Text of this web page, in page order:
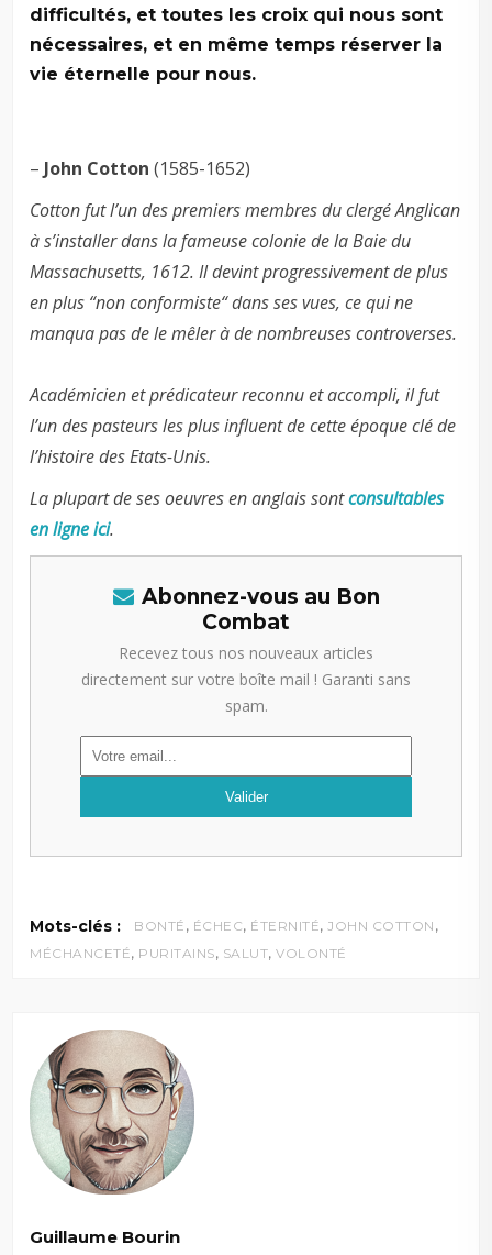
difficultés, et toutes les croix qui nous sont
nécessaires, et en même temps réserver la
vie éternelle pour nous.
– John Cotton (1585-1652)
Cotton fut l’un des premiers membres du clergé Anglican
à s’installer dans la fameuse colonie de la Baie du
Massachusetts, 1612. Il devint progressivement de plus
en plus “non conformiste“ dans ses vues, ce qui ne
manqua pas de le mêler à de nombreuses controverses.
Académicien et prédicateur reconnu et accompli, il fut
l’un des pasteurs les plus influent de cette époque clé de
l’histoire des Etats-Unis.
La plupart de ses oeuvres en anglais sontconsultables
en ligne ici.
Abonnez-vous au Bon
Combat
Recevez tous nos nouveaux articles
directement sur votre boîte mail ! Garanti sans
spam.
Mots-clés : BONTÉ , ÉCHEC, ÉTERNITÉ,JOHN COTTON ,
MÉCHANCETÉ, PURITAINS, SALUT,VOLONTÉ
Guillaume Bourin